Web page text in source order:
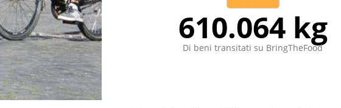
610.064 kg
Di beni transitati su BringTheFood